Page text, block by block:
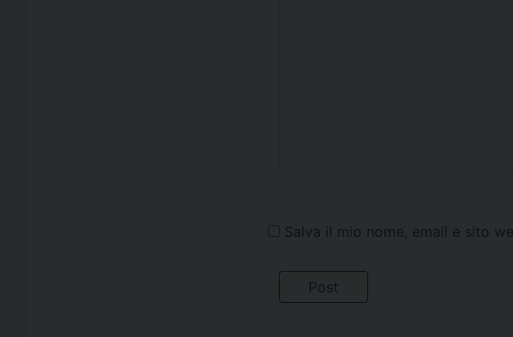
Salva il mio nome, email e sito